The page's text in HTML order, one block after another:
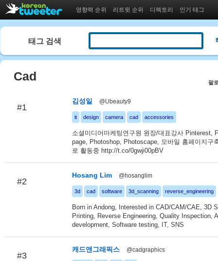
영향력 순위 리트윗 순위 디렉토리 인기 태그
태그 검색
Cad 팔
#1
김성일 @Ubeauty9
it design camera cad accessories
소셜미디어마케팅연구원 원장/대표강사 Pinterest,
page, Photoshop, Photoscape, 모바일 홈페이지구
로 활동중 http://t.co/0gwji00pBV
#2
Hosang Lim @hosanglim
3d cad software 3d_scanning reverse_engineering
Born in Andong, Interested in CAD/CAM/CAE, 3D
Printing, Reverse Engineering, Quality Inspection,
development, Software testing, IT, SNS
#3
캐드앤그래픽스 @cadgraphics